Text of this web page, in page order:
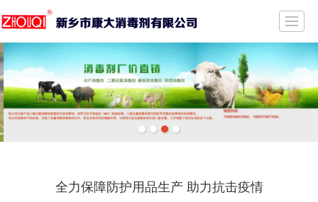
首页 公司介绍 新闻动态 产品展示 质量保证 荣誉证书 留言反馈 联系我们
全力保障防护用品生产 助力抗击疫情